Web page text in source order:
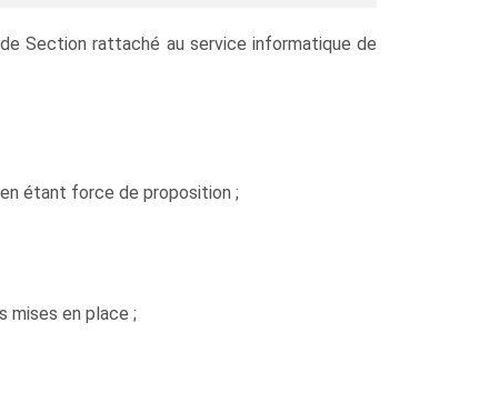
Section rattaché au service informatique de
étant force de proposition ;
mises en place ;